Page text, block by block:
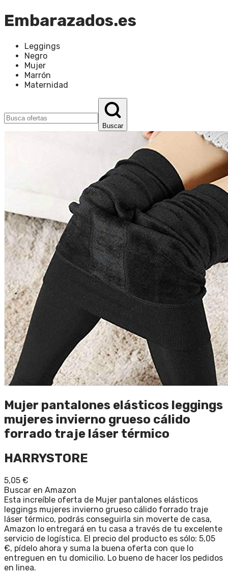
Embarazados.es
Leggings
Negro
Mujer
Marrón
Maternidad
Buscar
Mujer pantalones elásticos leggings
mujeres invierno grueso cálido
forrado traje láser térmico
HARRYSTORE
5,05 €
Buscar en Amazon
Esta increíble oferta de Mujer pantalones elásticos
leggings mujeres invierno grueso cálido forrado traje
láser térmico, podrás conseguirla sin moverte de casa,
Amazon lo entregará en tu casa a través de tu excelente
servicio de logística. El precio del producto es sólo: 5,05
€, pídelo ahora y suma la buena oferta con que lo
entreguen en tu domicilio. Lo bueno de hacer los pedidos
en linea.